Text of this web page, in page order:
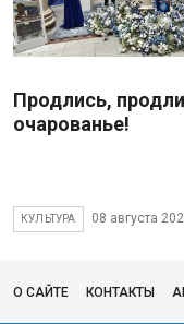
Продлись,
очарованье!
КУЛЬТУРА 08 августа
О САЙТЕ КОНТАКТЫ